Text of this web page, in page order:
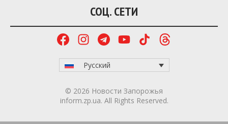
СОЦ. СЕТИ
Русский
© 2026 Новости Запорожья
inform.zp.ua. All Rights Reserved.